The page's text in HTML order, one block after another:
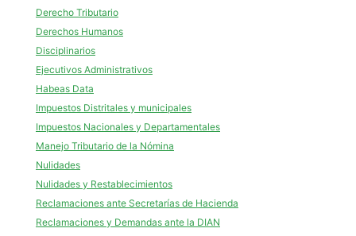
Derecho Tributario
Derechos Humanos
Disciplinarios
Ejecutivos Administrativos
Habeas Data
Impuestos Distritales y municipales
Impuestos Nacionales y Departamentales
Manejo Tributario de la Nómina
Nulidades
Nulidades y Restablecimientos
Reclamaciones ante Secretarías de Hacienda
Reclamaciones y Demandas ante la DIAN